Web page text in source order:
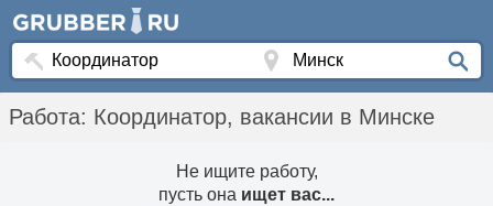
Работа: Координатор, вакансии в Минске
Не ищите работу,
пусть она ищет вас...